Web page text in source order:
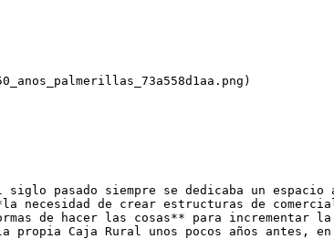
siglo pasado siempre se dedicaba un
de crear estructuras de
de hacer las cosas** para incrementar
Caja Rural unos pocos años antes, en